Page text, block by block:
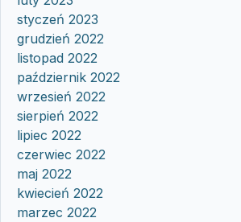
styczeń 2023
grudzień 2022
listopad 2022
październik 2022
wrzesień 2022
sierpień 2022
lipiec 2022
czerwiec 2022
maj 2022
kwiecień 2022
marzec 2022